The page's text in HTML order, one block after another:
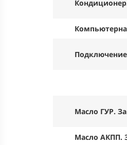
Масло ГУР.
Масло АКПП.